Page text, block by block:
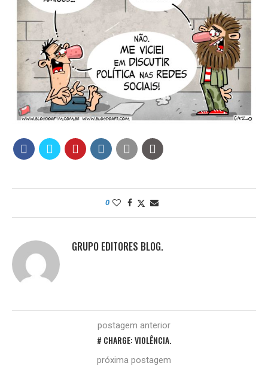
0
GRUPO EDITORES BLOG.
postagem anterior
# CHARGE: VIOLÊNCIA.
próxima postagem